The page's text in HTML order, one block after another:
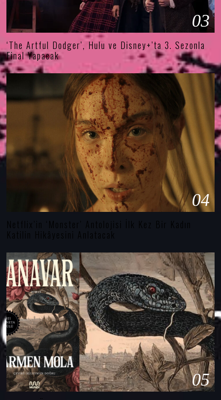
03
‘The Artful Dodger’, Hulu ve Disney+’ta 3. Sezonla
Final Yapacak
04
Netflix’in ‘Monster’ Antolojisi İlk Kez Bir Kadın
Katilin Hikâyesini Anlatacak
05